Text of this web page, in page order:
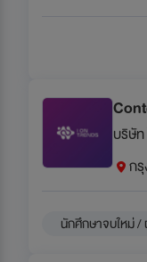
บริษั
ก
นักศึกษาจบใหม่